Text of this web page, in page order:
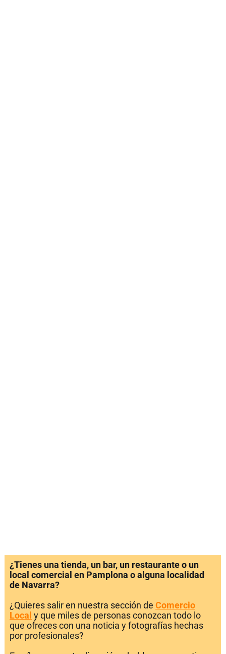
¿Tienes una tienda, un bar, un restaurante o un
local comercial en Pamplona o alguna localidad
de Navarra?
¿Quieres salir en nuestra sección de Comercio
Local y que miles de personas conozcan todo lo
que ofreces con una noticia y fotografías hechas
por profesionales?